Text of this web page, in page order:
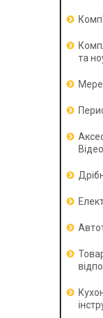
та